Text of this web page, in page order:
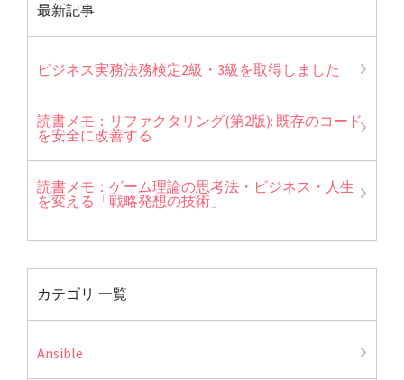
最新記事
ビジネス実務法務検定2級・3級を取得しました
読書メモ：リファクタリング(第2版): 既存のコード
を安全に改善する
読書メモ：ゲーム理論の思考法・ビジネス・人生
を変える「戦略発想の技術」
カテゴリ 一覧
Ansible